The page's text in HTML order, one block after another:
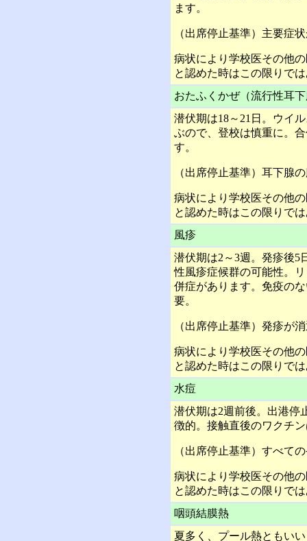
ます。
（出席停止基準）主要症
病状により学校医その他
と認めた時はこの限りで
おたふくかぜ（流行性耳
潜伏期は18～21日。ウイ
ぶので、登校は慎重に。
す。
（出席停止基準）耳下腺
病状により学校医その他
と認めた時はこの限りで
風疹
潜伏期は2～3週。発疹後5
性風疹症候群の可能性。
併症があります。免疫の
要。
（出席停止基準）発疹が
病状により学校医その他
と認めた時はこの限りで
水痘
潜伏期は2週前後。出港停
徴的。接触直後のワクチ
（出席停止基準）すべて
病状により学校医その他
と認めた時はこの限りで
咽頭結膜熱
夏多く、プール熱ともい